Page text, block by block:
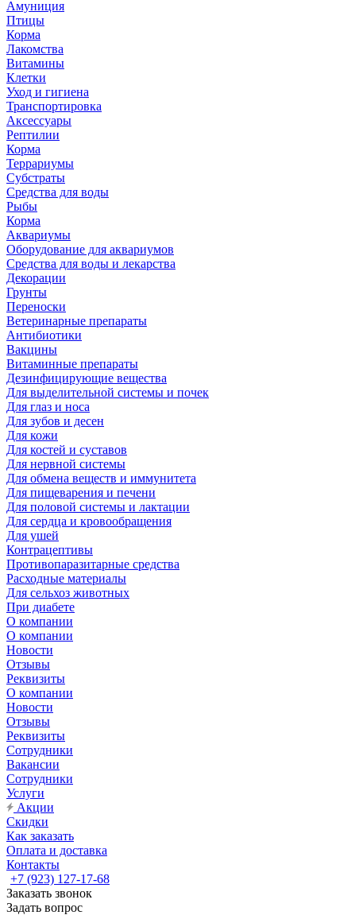
Амуниция
Птицы
Корма
Лакомства
Витамины
Клетки
Уход и гигиена
Транспортировка
Аксессуары
Рептилии
Корма
Террариумы
Субстраты
Средства для воды
Рыбы
Корма
Аквариумы
Оборудование для аквариумов
Средства для воды и лекарства
Декорации
Грунты
Переноски
Ветеринарные препараты
Антибиотики
Вакцины
Витаминные препараты
Дезинфицирующие вещества
Для выделительной системы и почек
Для глаз и носа
Для зубов и десен
Для кожи
Для костей и суставов
Для нервной системы
Для обмена веществ и иммунитета
Для пищеварения и печени
Для половой системы и лактации
Для сердца и кровообращения
Для ушей
Контрацептивы
Противопаразитарные средства
Расходные материалы
Для сельхоз животных
При диабете
О компании
О компании
Новости
Отзывы
Реквизиты
О компании
Новости
Отзывы
Реквизиты
Сотрудники
Вакансии
Сотрудники
Услуги
Акции
Скидки
Как заказать
Оплата и доставка
Контакты
+7 (923) 127-17-68
Заказать звонок
Задать вопрос